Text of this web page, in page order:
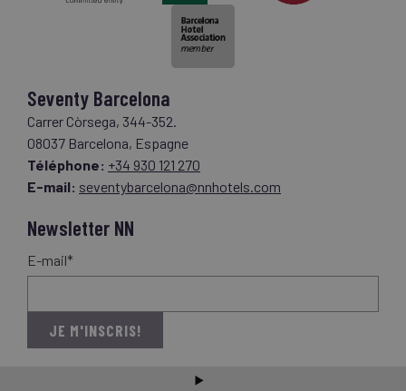
Seventy Barcelona
Carrer Còrsega, 344-352.
08037 Barcelona, Espagne
Téléphone: +34 930 121 270
E-mail: seventybarcelona@nnhotels.com
Newsletter NN
E-mail*
JE M'INSCRIS!